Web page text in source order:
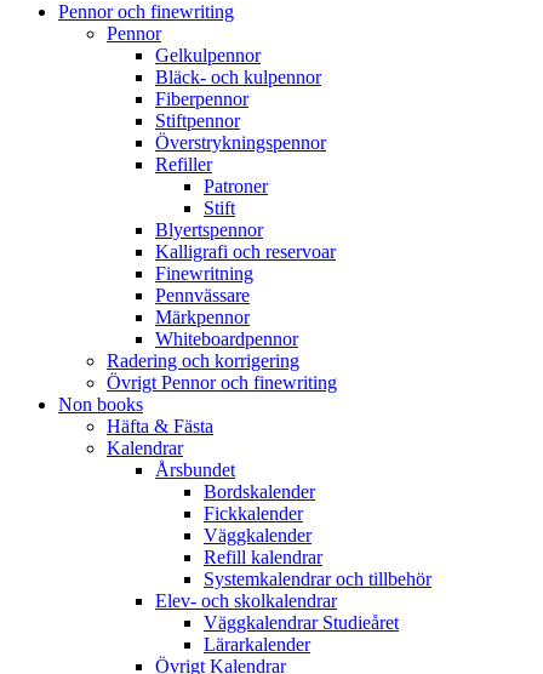
Pennor och finewriting
Pennor
Gelkulpennor
Bläck- och kulpennor
Fiberpennor
Stiftpennor
Överstrykningspennor
Refiller
Patroner
Stift
Blyertspennor
Kalligrafi och reservoar
Finewritning
Pennvässare
Märkpennor
Whiteboardpennor
Radering och korrigering
Övrigt Pennor och finewriting
Non books
Häfta & Fästa
Kalendrar
Årsbundet
Bordskalender
Fickkalender
Väggkalender
Refill kalendrar
Systemkalendrar och tillbehör
Elev- och skolkalendrar
Väggkalendrar Studieåret
Lärarkalender
Övrigt Kalendrar